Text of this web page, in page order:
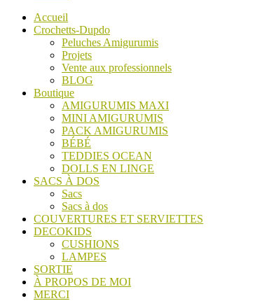
Accueil
Crochetts-Dupdo
Peluches Amigurumis
Projets
Vente aux professionnels
BLOG
Boutique
AMIGURUMIS MAXI
MINI AMIGURUMIS
PACK AMIGURUMIS
BÉBÉ
TEDDIES OCEAN
DOLLS EN LINGE
SACS À DOS
Sacs
Sacs à dos
COUVERTURES ET SERVIETTES
DECOKIDS
CUSHIONS
LAMPES
SORTIE
À PROPOS DE MOI
MERCI